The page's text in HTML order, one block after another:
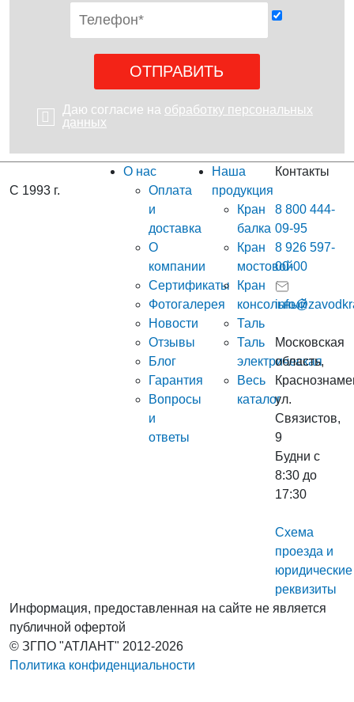
Даю согласие на обработку персональных
данных
С 1993 г.
О нас
Оплата
и
доставка
О
компании
Сертификаты
Фотогалерея
Новости
Отзывы
Блог
Гарантия
Вопросы
и
ответы
Наша
продукция
Кран
балка
Кран
мостовой
Кран
консольный
Таль
Таль
электрическая
Весь
каталог
Контакты
8 800 444-
09-95
8 926 597-
00-00
Московская
область,
ул.
Связистов,
9
Будни с
8:30 до
17:30
Схема
проезда и
юридические
реквизиты
Информация, предоставленная на сайте не является
публичной офертой
© ЗГПО "АТЛАНТ" 2012-2026
Политика конфиденциальности